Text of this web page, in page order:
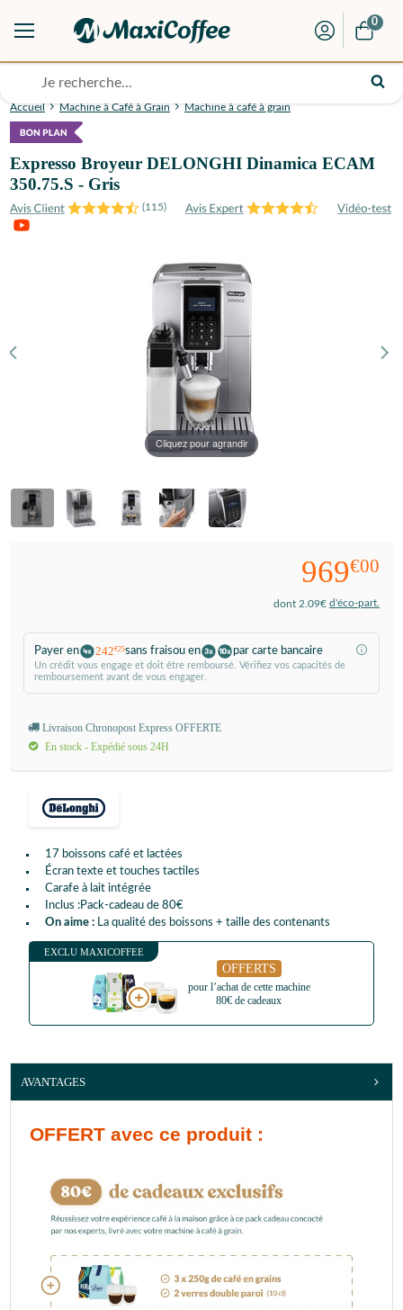
0
Accueil Machine à Café à Grain Machine à café à grain
Expresso Broyeur DELONGHI Dinamica ECAM
350.75.S - Gris
(115)
Cliquez pour agrandir
17 boissons café et lactées
Écran texte et touches tactiles
Carafe à lait intégrée
Inclus :Pack-cadeau de 80€
On aime : La qualité des boissons + taille des contenants
EXCLU MAXICOFFEE
OFFERTS
pour l’achat de cette machine
80€ de cadeaux
969€00
dont 2.09€ d'éco-part.
Payer en 242€25sans fraisou en par carte bancaire
Un crédit vous engage et doit être remboursé. Vérifiez vos capacités de
remboursement avant de vous engager.
Livraison Chronopost Express OFFERTE
En stock - Expédié sous 24H
AVANTAGES
OFFERT avec ce produit :